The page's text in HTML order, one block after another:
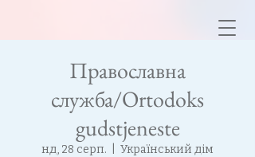
Православна
служба/Ortodoks
gudstjeneste
нд, 28 серп. Український дім